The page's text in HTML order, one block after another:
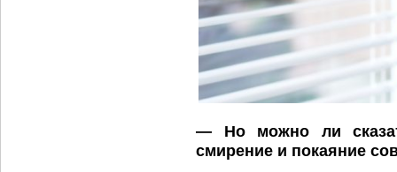
— Но можно ли
смирение и покаяние